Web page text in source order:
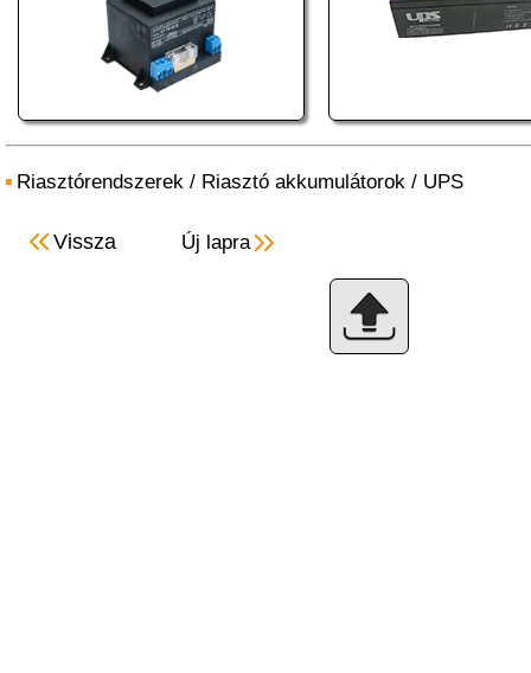
Riasztórendszerek / Riasztó akkumulátorok / UPS
Vissza Új lapra